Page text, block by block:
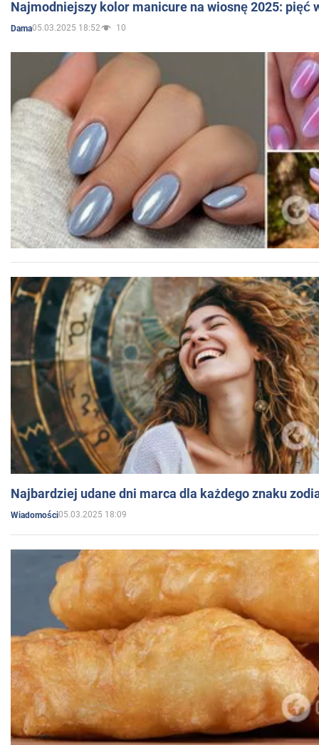
Najmodniejszy kolor manicure na wiosnę 2025: pięć
Dama05.03.2025 18:52 10
Najbardziej udane dni marca dla każdego znaku
Wiadomości05.03.2025 18:09